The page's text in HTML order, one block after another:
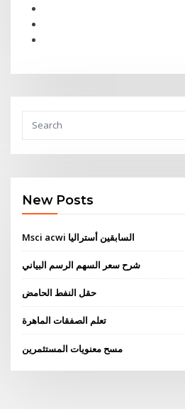
New Posts
Msci acwi السابقين أستراليا
شرح سعر السهم الرسم البياني
حقل النفط الحامض
تعلم الصفقات الماهرة
مسح معنويات المستثمرين